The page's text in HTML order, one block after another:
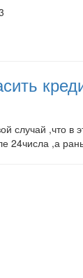
случай ,что в
24числа ,а